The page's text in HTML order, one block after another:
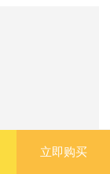
立即购买